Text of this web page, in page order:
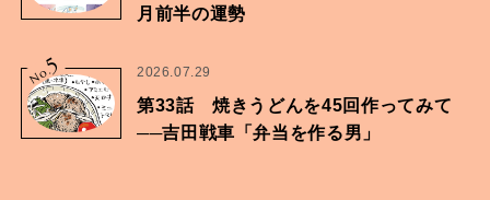
月前半の運勢
No.5 2026.07.29
第33話 焼きうどんを45回作ってみて
──吉田戦車「弁当を作る男」